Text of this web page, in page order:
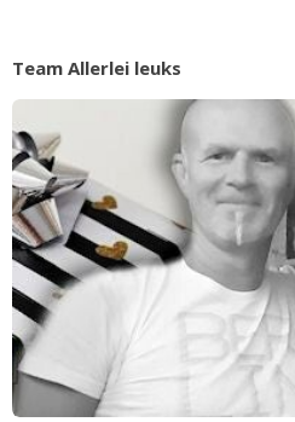
Team Allerlei leuks